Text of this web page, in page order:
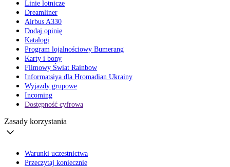
Linie lotnicze
Dreamliner
Airbus A330
Dodaj opinię
Katalogi
Program lojalnościowy Bumerang
Karty i bony
Filmowy Świat Rainbow
Informatsiya dla Hromadian Ukrainy
Wyjazdy grupowe
Incoming
Dostępność cyfrowa
Zasady korzystania
Warunki uczestnictwa
Przeczytaj koniecznie